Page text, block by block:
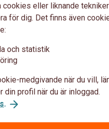
cookies eller liknande
för dig. Det finns även
och statistik
medgivande när du vill,
profil när du är inloggad.
.